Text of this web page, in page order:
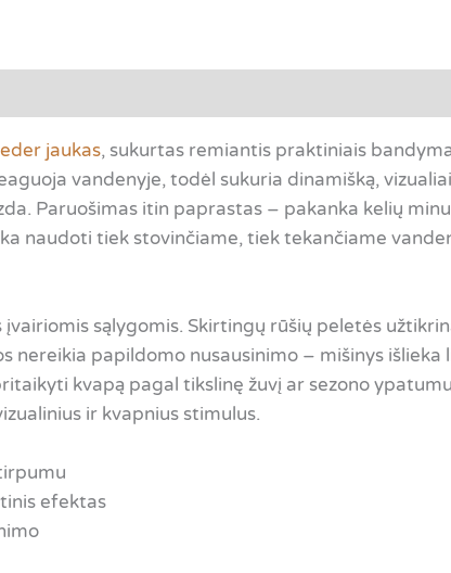
jaukas, sukurtas remiantis praktiniais
vandenyje, todėl sukuria dinamišką,
Paruošimas itin paprastas – pakanka kelių
naudoti tiek stovinčiame, tiek tekančiame
sąlygomis. Skirtingų rūšių peletės
nereikia papildomo nusausinimo – mišinys
kvapą pagal tikslinę žuvį ar sezono
ir kvapnius stimulus.
efektas